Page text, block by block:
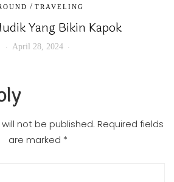
/ TRAVELING
Yang Bikin Kapok
April 28, 2024
not be published. Required fields
are marked *